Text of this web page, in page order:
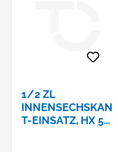
1/2 ZL
INNENSECHSKAN
T-EINSATZ, HX 5